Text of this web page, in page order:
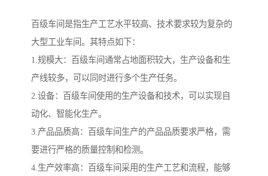
百级车间是指生产工艺水平较高、技术要求较为复杂的
大型工业车间。其特点如下：
1.规模大：百级车间通常占地面积较大，生产设备和生
产线较多，可以同时进行多个生产任务。
2.设备：百级车间使用的生产设备和技术，可以实现自
动化、智能化生产。
3.产品品质高：百级车间生产的产品品质要求严格，需
要进行严格的质量控制和检测。
4.生产效率高：百级车间采用的生产工艺和流程，能够